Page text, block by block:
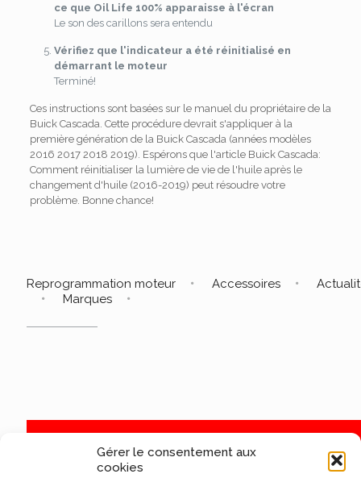
Gérer le consentement aux
cookies
ce que Oil Life 100% apparaisse à l'écran
Le son des carillons sera entendu
Vérifiez que l'indicateur a été réinitialisé en
démarrant le moteur
Terminé!
Ces instructions sont basées sur le manuel du propriétaire de la
Buick Cascada. Cette procédure devrait s'appliquer à la
première génération de la Buick Cascada (années modèles
2016 2017 2018 2019). Espérons que l'article Buick Cascada:
Comment réinitialiser la lumière de vie de l'huile après le
changement d'huile (2016-2019) peut résoudre votre
problème. Bonne chance!
Reprogrammation moteur Accessoires
Marques